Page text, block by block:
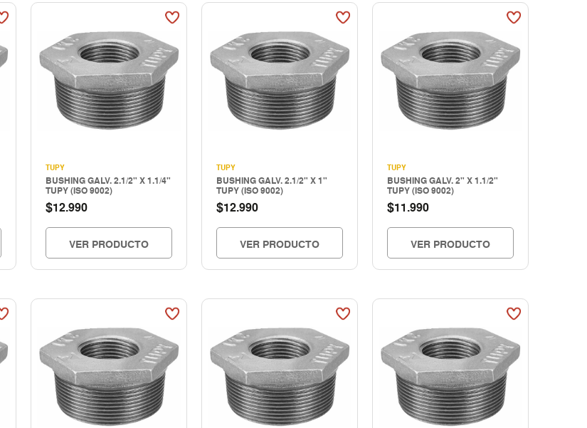
TUPY
BUSHING GALV. 2.1/2" X 1.1/4"
TUPY (ISO 9002)
$12.990
VER PRODUCTO
TUPY
BUSHING GALV. 2.1/2" X 1"
TUPY (ISO 9002)
$12.990
VER PRODUCTO
TUPY
BUSHING GALV. 2" X 1.1/2"
TUPY (ISO 9002)
$11.990
VER PRODUCTO